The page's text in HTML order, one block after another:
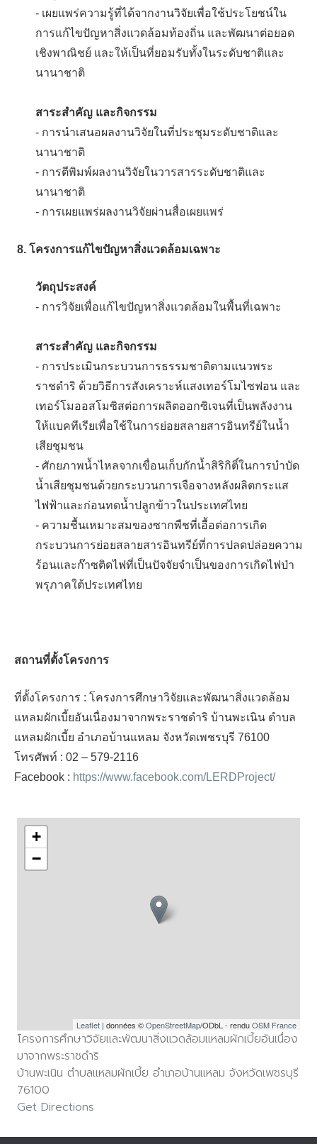
- เผยแพร่ความรู้ที่ได้จากงานวิจัยเพื่อใช้ประโยชน์ใน
การแก้ไขปัญหาสิ่งแวดล้อมท้องถิ่น และพัฒนาต่อยอด
เชิงพาณิชย์ และให้เป็นที่ยอมรับทั้งในระดับชาติและ
นานาชาติ
สาระสำคัญ และกิจกรรม
- การนำเสนอผลงานวิจัยในที่ประชุมระดับชาติและ
นานาชาติ
- การตีพิมพ์ผลงานวิจัยในวารสารระดับชาติและ
นานาชาติ
- การเผยแพร่ผลงานวิจัยผ่านสื่อเผยแพร่
8. โครงการแก้ไขปัญหาสิ่งแวดล้อมเฉพาะ
วัตถุประสงค์
- การวิจัยเพื่อแก้ไขปัญหาสิ่งแวดล้อมในพื้นที่เฉพาะ
สาระสำคัญ และกิจกรรม
- การประเมินกระบวนการธรรมชาติตามแนวพระ
ราชดำริ ด้วยวิธีการสังเคราะห์แสงเทอร์โมไซฟอน และ
เทอร์โมออสโมซิสต่อการผลิตออกซิเจนที่เป็นพลังงาน
ให้แบคทีเรียเพื่อใช้ในการย่อยสลายสารอินทรีย์ในน้ำ
เสียชุมชน
- ศักยภาพน้ำไหลจากเขื่อนเก็บกักน้ำสิริกิติ์ในการบำบัด
น้ำเสียชุมชนด้วยกระบวนการเจือจางหลังผลิตกระแส
ไฟฟ้าและก่อนทดน้ำปลูกข้าวในประเทศไทย
- ความชื้นเหมาะสมของซากพืชที่เอื้อต่อการเกิด
กระบวนการย่อยสลายสารอินทรีย์ที่การปลดปล่อยความ
ร้อนและก๊าซติดไฟที่เป็นปัจจัยจำเป็นของการเกิดไฟป่า
พรุภาคใต้ประเทศไทย
สถานที่ตั้งโครงการ
ที่ตั้งโครงการ : โครงการศึกษาวิจัยและพัฒนาสิ่งแวดล้อม
แหลมผักเบี้ยอันเนื่องมาจากพระราชดำริ บ้านพะเนิน ตำบล
แหลมผักเบี้ย อำเภอบ้านแหลม จังหวัดเพชรบุรี 76100
โทรศัพท์ : 02 – 579-2116
Facebook : https://www.facebook.com/LERDProject/
+
−
Leaflet| données ©OpenStreetMap/ODbL - renduOSM France
โครงการศึกษาวิจัยและพัฒนาสิ่งแวดล้อมแหลมผักเบี้ยอันเนื่อง
มาจากพระราชดำริ
บ้านพะเนิน ตำบลแหลมผักเบี้ย อำเภอบ้านแหลม จังหวัดเพชรบุรี
76100
Get Directions